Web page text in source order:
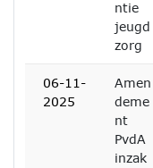
ntie
jeugd
zorg
06-11-
2025
Amen
deme
nt
PvdA
inzak